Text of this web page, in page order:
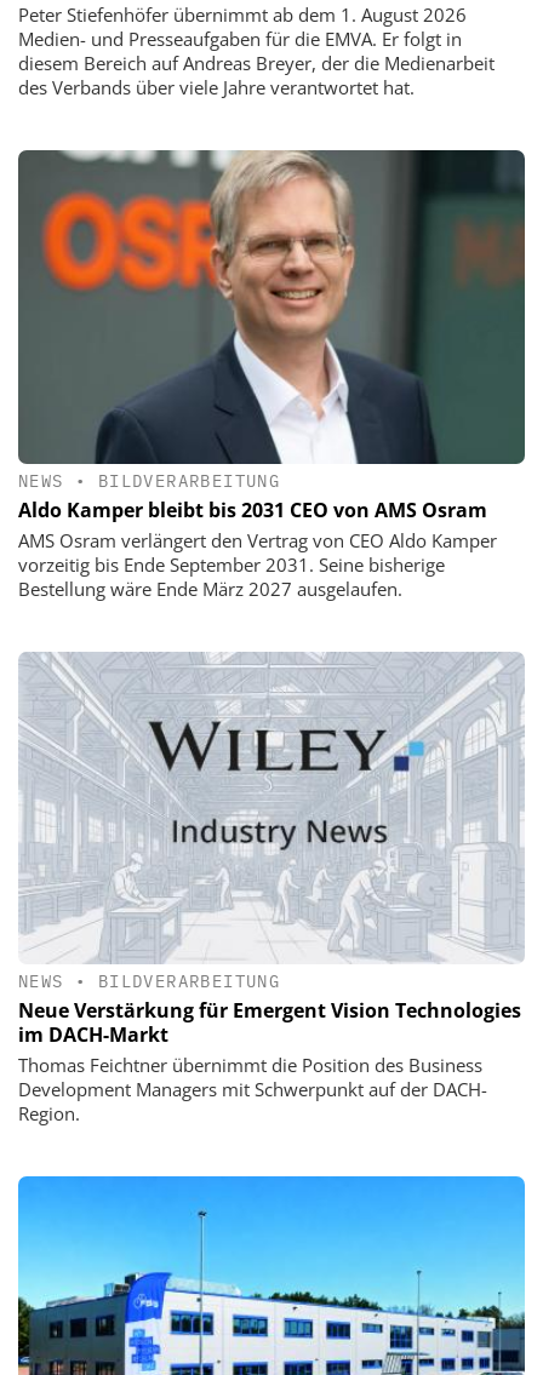
Peter Stiefenhöfer übernimmt ab dem 1. August 2026
Medien- und Presseaufgaben für die EMVA. Er folgt in
diesem Bereich auf Andreas Breyer, der die Medienarbeit
des Verbands über viele Jahre verantwortet hat.
NEWS • BILDVERARBEITUNG
Aldo Kamper bleibt bis 2031 CEO von AMS Osram
AMS Osram verlängert den Vertrag von CEO Aldo Kamper
vorzeitig bis Ende September 2031. Seine bisherige
Bestellung wäre Ende März 2027 ausgelaufen.
NEWS • BILDVERARBEITUNG
Neue Verstärkung für Emergent Vision Technologies
im DACH-Markt
Thomas Feichtner übernimmt die Position des Business
Development Managers mit Schwerpunkt auf der DACH-
Region.